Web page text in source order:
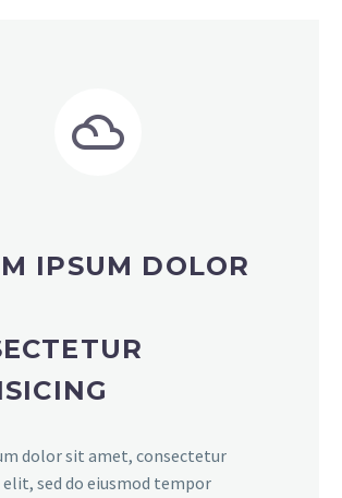


IPSUM DOLOR
dolor sit amet, consectetur
sed do eiusmod tempor